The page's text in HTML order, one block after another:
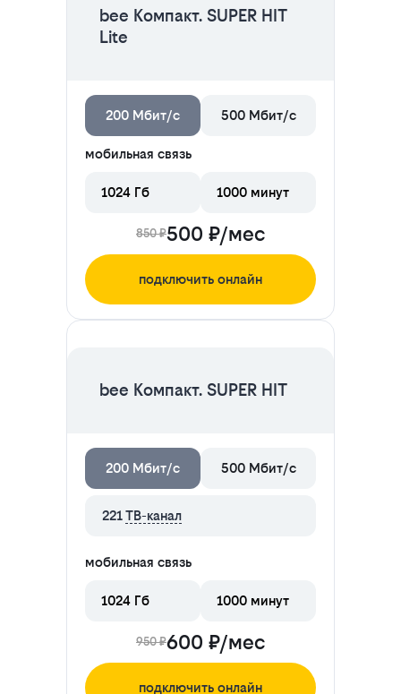
bee Компакт. SUPER HIT
Lite
200 Мбит/с 500 Мбит/с
мобильная связь
1024 Гб 1000 минут
850 ₽500 ₽/мес
подключить онлайн
bee Компакт. SUPER HIT
200 Мбит/с 500 Мбит/с
221ТВ-канал
мобильная связь
1024 Гб 1000 минут
950 ₽600 ₽/мес
подключить онлайн